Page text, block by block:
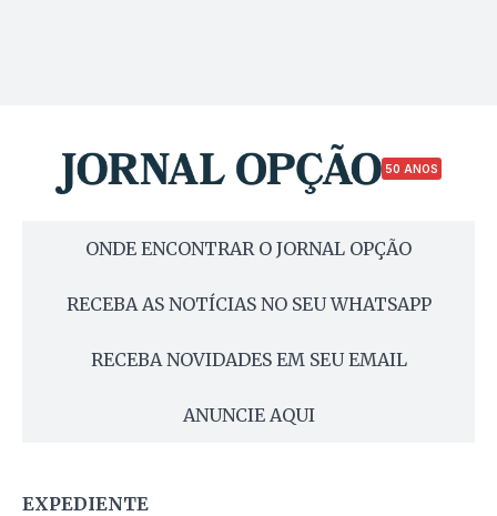
50 ANOS
ONDE ENCONTRAR O JORNAL OPÇÃO
RECEBA AS NOTÍCIAS NO SEU WHATSAPP
RECEBA NOVIDADES EM SEU EMAIL
ANUNCIE AQUI
EXPEDIENTE